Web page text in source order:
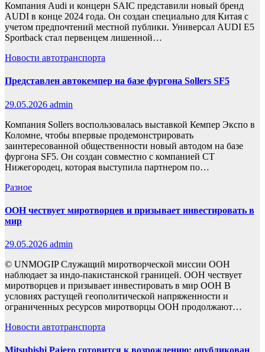
Компания Audi и концерн SAIC представили новый бренд
AUDI в конце 2024 года. Он создан специально для Китая с
учетом предпочтений местной публики. Универсал AUDI E5
Sportback стал первенцем лишенной…
Новости автотранспорта
Представлен автокемпер на базе фургона Sollers SF5
29.05.2026 admin
Компания Sollers воспользовалась выставкой Кемпер Экспо в
Коломне, чтобы впервые продемонстрировать
заинтересованной общественности новый автодом на базе
фургона SF5. Он создан совместно с компанией СТ
Нижегородец, которая выступила партнером по…
Разное
ООН чествует миротворцев и призывает инвестировать в
мир
29.05.2026 admin
© UNMOGIP Служащий миротворческой миссии ООН
наблюдает за индо-пакистанской границей. ООН чествует
миротворцев и призывает инвестировать в мир ООН В
условиях растущей геополитической напряженности и
ограниченных ресурсов миротворцы ООН продолжают…
Новости автотранспорта